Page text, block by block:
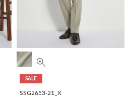
SALE
SSG2653-21_X